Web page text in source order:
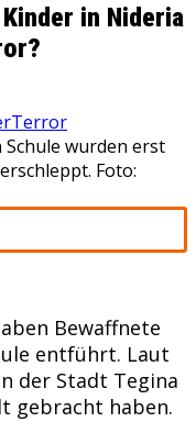
in Nideria
Terror
Schule wurden erst
Foto:
Bewaffnete
entführt. Laut
der Stadt Tegina
gebracht haben.